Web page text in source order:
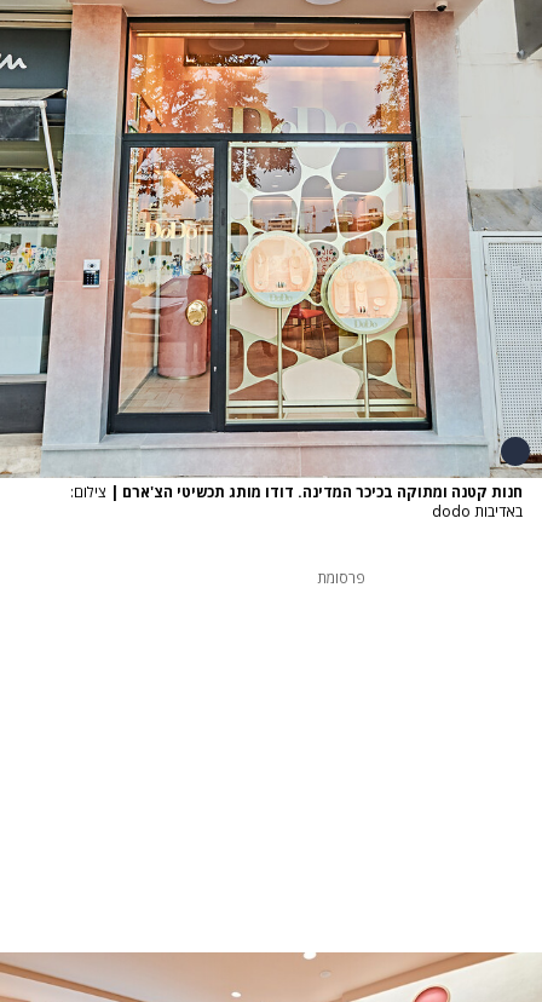
חנות קטנה ומתוקה בכיכר המדינה. דודו מותג תכשיטי הצ'ארם | צילום:
באדיבות dodo
פרסומת